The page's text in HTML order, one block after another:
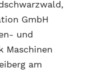
GmbH
und
Maschinen
am